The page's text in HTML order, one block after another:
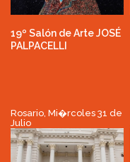
19º Salón de Arte JOSÉ
PALPACELLI
Rosario, Mi�rcoles 31 de
Julio